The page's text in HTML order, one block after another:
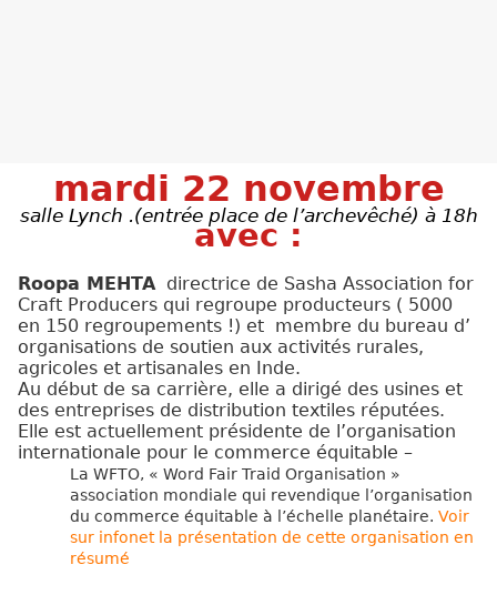
mardi 22 novembre
salle Lynch .(entrée place de l’archevêché) à 18h
avec :
Roopa MEHTAdirectrice de Sasha Association for
Craft Producers qui regroupe producteurs ( 5000
en 150 regroupements !) et membre du bureau d’
organisations de soutien aux activités rurales,
agricoles et artisanales en Inde.
Au début de sa carrière, elle a dirigé des usines et
des entreprises de distribution textiles réputées.
Elle est actuellement présidente de l’organisation
internationale pour le commerce équitable –
La WFTO, « Word Fair Traid Organisation »
association mondiale qui revendique l’organisation
du commerce équitable à l’échelle planétaire. Voir
sur infonet la présentation de cette organisation en
résumé